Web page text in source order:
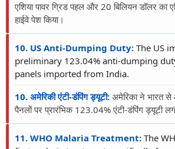
एशिया पावर ग्रिड पहल और 20 बिलियन डॉलर का
हाईवे पेश किया।
10. US Anti-Dumping Duty: The US
preliminary 123.04% anti-dumping
panels imported from India.
10. अमेरिकी एंटी-डंपिंग ड्यूटी: अमेरिका ने भारत
पैनलों पर प्रारंभिक 123.04% एंटी-डंपिंग ड्यूटी
11. WHO Malaria Treatment: The